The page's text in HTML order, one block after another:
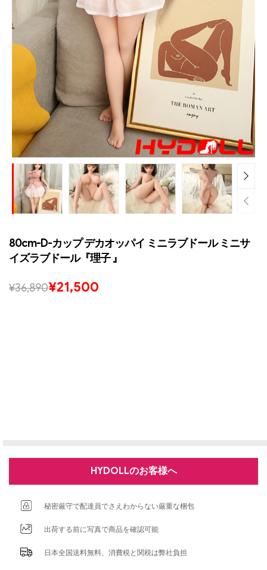
80cm-D-カップ デカオッパイ ミニラブドール ミニサ
イズラブドール『理子 』
¥36,890¥21,500
HYDOLLのお客様へ
秘密厳守で配達員でさえわからない厳重な梱包
出荷する前に写真で商品を確認可能
日本全国送料無料、消費税と関税は弊社負担